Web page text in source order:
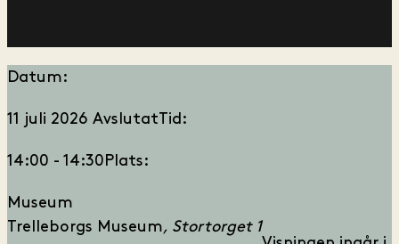
Datum:
11 juli 2026 AvslutatTid:
14:00 - 14:30 Plats:
Museum
Trelleborgs Museum
Stortorget 1